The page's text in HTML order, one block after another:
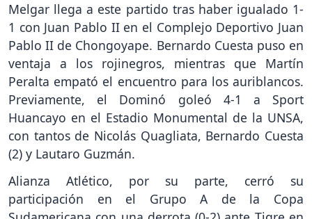
Melgar llega a este partido tras haber igualado 1-
1 con Juan Pablo II en el Complejo Deportivo Juan
Pablo II de Chongoyape. Bernardo Cuesta puso en
ventaja a los rojinegros, mientras que Martín
Peralta empató el encuentro para los auriblancos.
Previamente, el Dominó goleó 4-1 a Sport
Huancayo en el Estadio Monumental de la UNSA,
con tantos de Nicolás Quagliata, Bernardo Cuesta
(2) y Lautaro Guzmán.
Alianza Atlético, por su parte, cerró su
participación en el Grupo A de la Copa